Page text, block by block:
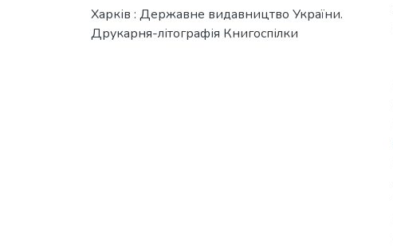
Харків : Державне видавництво України.
Друкарня-літографія Книгоспілки